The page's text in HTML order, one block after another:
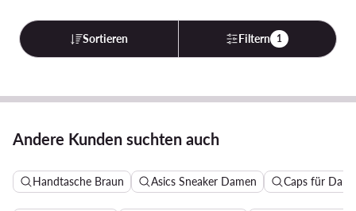
Sortieren Filtern 1
Andere Kunden suchten auch
Handtasche Braun Asics Sneaker Damen Caps für